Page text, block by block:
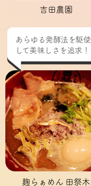
吉田農園
麹らぁめん 田祭木
あらゆる発酵法を駆使
して美味しさを追求！